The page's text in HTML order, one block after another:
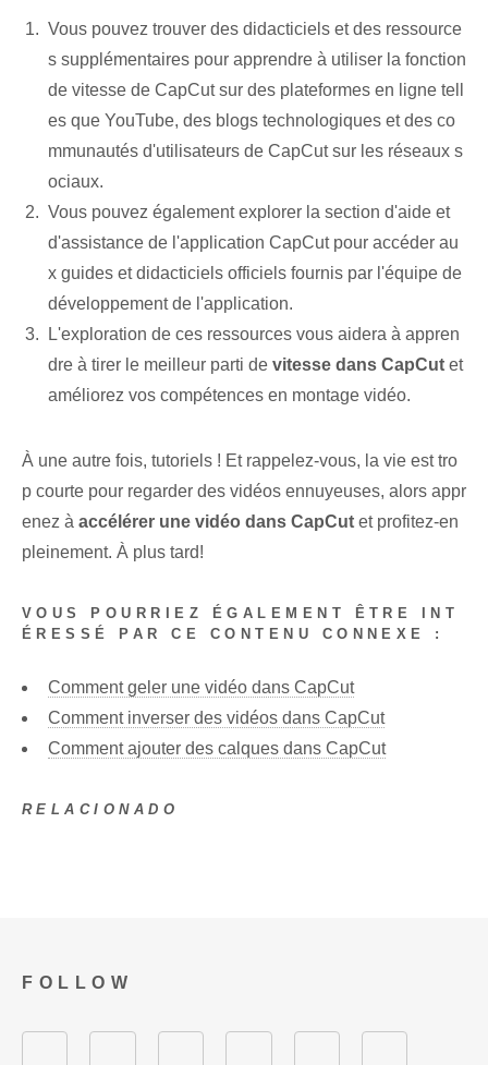
Vous pouvez trouver des didacticiels et des ressource
s supplémentaires pour apprendre à utiliser la fonction
de vitesse de CapCut sur des plateformes en ligne tell
es que YouTube, des blogs technologiques et des co
mmunautés d'utilisateurs de CapCut sur les réseaux s
ociaux.
Vous pouvez également explorer la section d'aide et
d'assistance de l'application CapCut pour accéder au
x guides et didacticiels officiels fournis par l'équipe de
développement de l'application.
L'exploration de ces ressources vous aidera à appren
dre à tirer le meilleur parti de vitesse dans CapCut et
améliorez vos compétences en montage vidéo.
À une autre fois, tutoriels ! Et rappelez-vous, la vie est tro
p courte pour regarder des vidéos ennuyeuses, alors appr
enez à accélérer une vidéo dans CapCut et profitez-en
pleinement. À plus tard!
VOUS POURRIEZ ÉGALEMENT ÊTRE INT
ÉRESSÉ PAR CE CONTENU CONNEXE :
Comment geler une vidéo dans CapCut
Comment inverser des vidéos dans CapCut
Comment ajouter des calques dans CapCut
RELACIONADO
FOLLOW